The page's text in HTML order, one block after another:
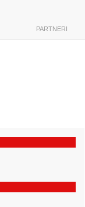
PARTNERI